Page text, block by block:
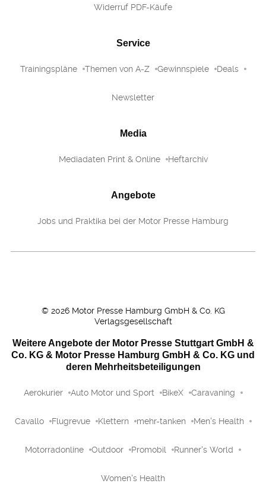
Widerruf PDF-Käufe
Service
Trainingspläne Themen von A-Z Gewinnspiele Deals
Newsletter
Media
Mediadaten Print & Online Heftarchiv
Angebote
Jobs und Praktika bei der Motor Presse Hamburg
© 2026 Motor Presse Hamburg GmbH & Co. KG
Verlagsgesellschaft
Weitere Angebote der Motor Presse Stuttgart GmbH &
Co. KG & Motor Presse Hamburg GmbH & Co. KG und
deren Mehrheitsbeteiligungen
Aerokurier Auto Motor und Sport BikeX Caravaning
Cavallo Flugrevue Klettern mehr-tanken Men's Health
Motorradonline Outdoor Promobil Runner's World
Women's Health